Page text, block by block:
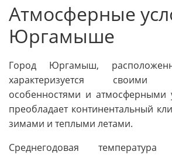
Атмосферные
Юргамыше
Город Юргамыш,
характеризуется своими
особенностями и атмосферными
преобладает континентальный
зимами и теплыми летами.
Среднегодовая